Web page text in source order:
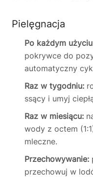
Pielęgnacja
Po każdym
pokrywce do
automatyczny
Raz w tygodniu:
ssący i umyj
Raz w miesiącu:
wody z octem
mleczne.
Przechowywanie:
przechowuj w